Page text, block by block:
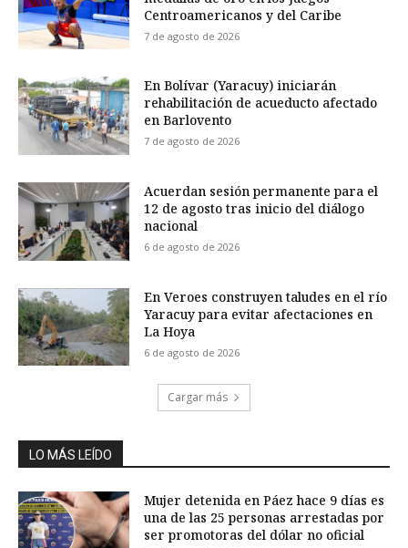
Centroamericanos y del Caribe
7 de agosto de 2026
En Bolívar (Yaracuy) iniciarán
rehabilitación de acueducto afectado
en Barlovento
7 de agosto de 2026
Acuerdan sesión permanente para el
12 de agosto tras inicio del diálogo
nacional
6 de agosto de 2026
En Veroes construyen taludes en el río
Yaracuy para evitar afectaciones en
La Hoya
6 de agosto de 2026
Cargar más
LO MÁS LEÍDO
Mujer detenida en Páez hace 9 días es
una de las 25 personas arrestadas por
ser promotoras del dólar no oficial